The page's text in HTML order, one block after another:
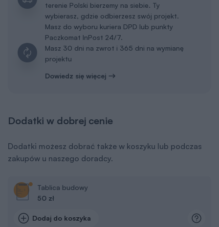
terenie Polski bierzemy na siebie. Ty
wybierasz, gdzie odbierzesz swój projekt.
Masz do wyboru kuriera DPD lub punkty
Paczkomat InPost 24/7.
Masz 30 dni na zwrot i 365 dni na wymianę
projektu
Dowiedz się więcej
Dodatki w dobrej cenie
Dodatki możesz dobrać także w koszyku lub podczas
zakupów u naszego doradcy.
Tablica budowy
50 zł
Dodaj do koszyka